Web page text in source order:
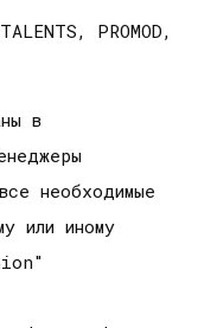
PROMOD,
в
необходимые
или иному